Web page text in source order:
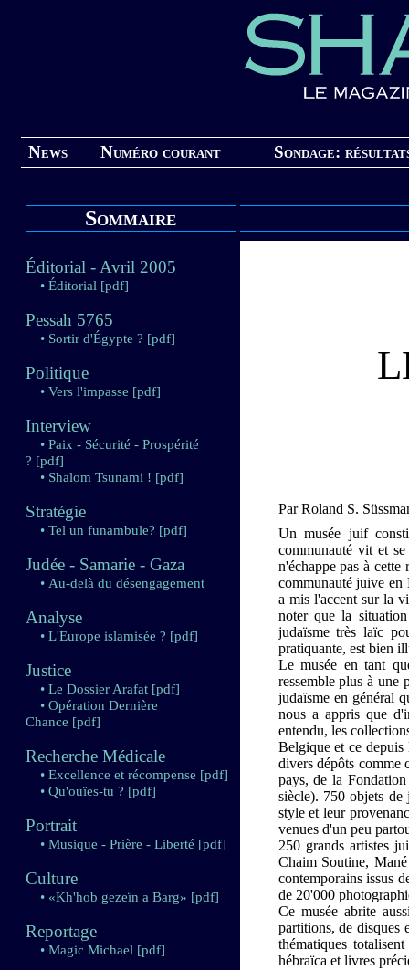
News Numéro courant Sondage:
Sommaire
Éditorial - Avril 2005
• Éditorial [pdf]
Pessah 5765
• Sortir d'Égypte ? [pdf]
Politique
• Vers l'impasse [pdf]
Interview
• Paix - Sécurité - Prospérité
? [pdf]
• Shalom Tsunami ! [pdf]
Stratégie
• Tel un funambule? [pdf]
Judée - Samarie - Gaza
• Au-delà du désengagement
Analyse
• L'Europe islamisée ? [pdf]
Justice
• Le Dossier Arafat [pdf]
• Opération Dernière
Chance [pdf]
Recherche Médicale
• Excellence et récompense [pdf]
• Qu'ouïes-tu ? [pdf]
Portrait
• Musique - Prière - Liberté [pdf]
Culture
• «Kh'hob gezeïn a Barg» [pdf]
Reportage
• Magic Michael [pdf]
Par Roland S.
Un musée juif
communauté vit et
n'échappe pas à
communauté juive en
a mis l'accent sur la
noter que la
judaïsme très laïc
pratiquante, est bien
Le musée en tant
ressemble plus à une
judaïsme en général
nous a appris que
entendu, les
Belgique et ce
divers dépôts comme
pays, de la
siècle). 750 objets
style et leur
venues d'un peu
250 grands artistes
Chaim Soutine,
contemporains issus
de 20'000
Ce musée abrite
partitions, de disques
thématiques
hébraïca et livres